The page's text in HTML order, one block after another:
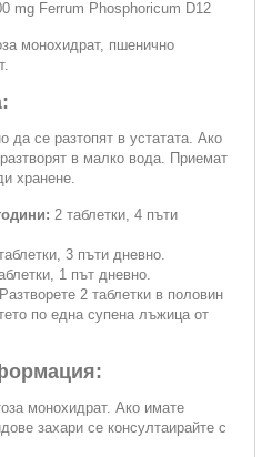
mg Ferrum Phosphoricum D12
монохидрат, пшенично
да се разтопят в устатата. Ако
в малко вода. Приемат
хранене.
2 таблетки, 4 пъти
3 пъти дневно.
1 път дневно.
Разтворете 2 таблетки в половин
по една супена лъжица от
монохидрат. Ако имате
захари се консултаирайте с